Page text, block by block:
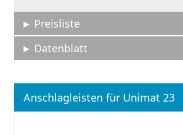
Preisliste
Datenblatt
Anschlagleisten für Unimat 23